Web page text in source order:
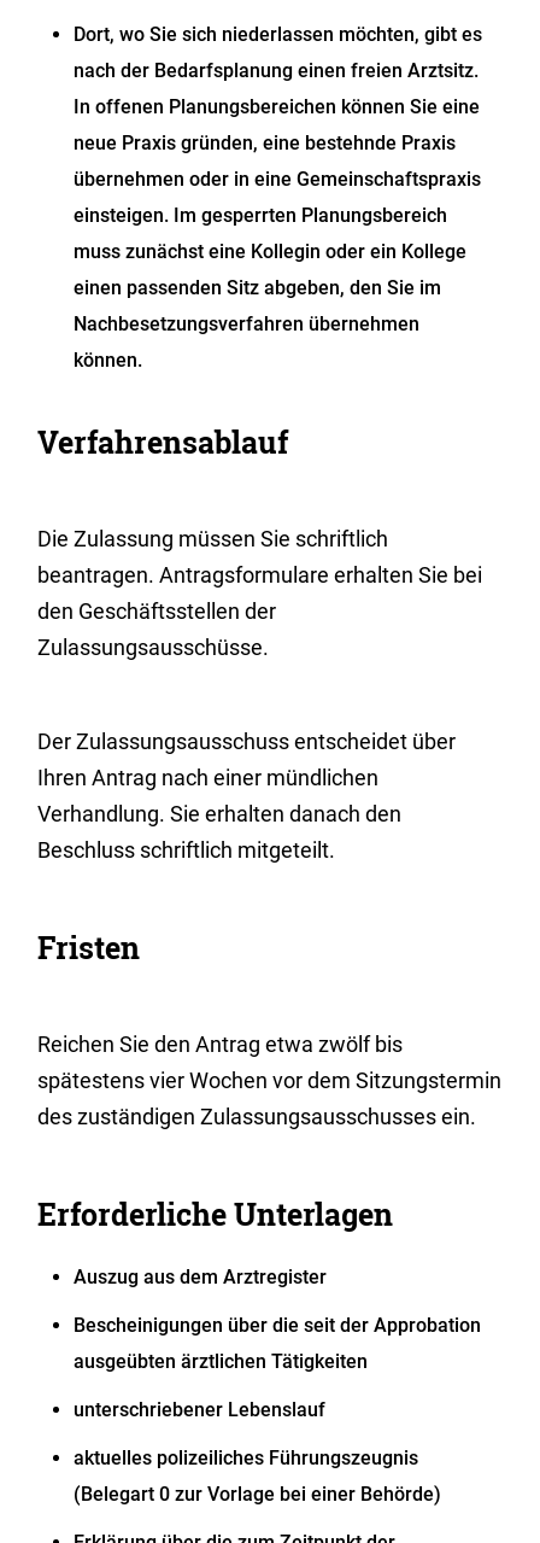
Dort, wo Sie sich niederlassen möchten, gibt es
nach der Bedarfsplanung einen freien Arztsitz.
In offenen Planungsbereichen können Sie eine
neue Praxis gründen, eine bestehnde Praxis
übernehmen oder in eine Gemeinschaftspraxis
einsteigen. Im gesperrten Planungsbereich
muss zunächst eine Kollegin oder ein Kollege
einen passenden Sitz abgeben, den Sie im
Nachbesetzungsverfahren übernehmen
können.
Verfahrensablauf
Die Zulassung müssen Sie schriftlich
beantragen. Antragsformulare erhalten Sie bei
den Geschäftsstellen der
Zulassungsausschüsse.
Der Zulassungsausschuss entscheidet über
Ihren Antrag nach einer mündlichen
Verhandlung. Sie erhalten danach den
Beschluss schriftlich mitgeteilt.
Fristen
Reichen Sie den Antrag etwa zwölf bis
spätestens vier Wochen vor dem Sitzungstermin
des zuständigen Zulassungsausschusses ein.
Erforderliche Unterlagen
Auszug aus dem Arztregister
Bescheinigungen über die seit der Approbation
ausgeübten ärztlichen Tätigkeiten
unterschriebener Lebenslauf
aktuelles polizeiliches Führungszeugnis
(Belegart 0 zur Vorlage bei einer Behörde)